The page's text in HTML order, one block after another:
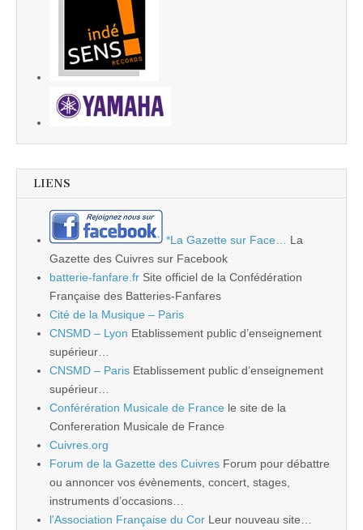
LIENS
*La Gazette sur Face…
La
Gazette des Cuivres sur Facebook
batterie-fanfare.fr Site officiel de la Confédération
Française des Batteries-Fanfares
Cité de la Musique – Paris
CNSMD – Lyon Etablissement public d’enseignement
supérieur…
CNSMD – Paris Etablissement public d’enseignement
supérieur…
Conférération Musicale de France le site de la
Confereration Musicale de France
Cuivres.org
Forum de la Gazette des Cuivres Forum pour débattre
ou annoncer vos évènements, concert, stages,
instruments d’occasions…
l'Association Française du Cor Leur nouveau site…